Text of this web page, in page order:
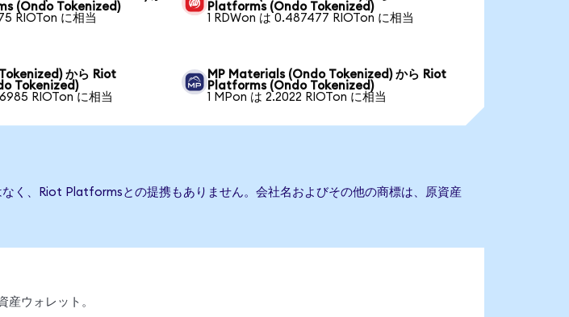
(Ondo Tokenized)
RIOTon に相当
Platforms (Ondo Tokenized)
1 RDWon は 0.487477 RIOTon に相当
から Riot
Tokenized)
RIOTon に相当
MP Materials (Ondo Tokenized) から Riot
Platforms (Ondo Tokenized)
1 MPon は 2.2022 RIOTon に相当
く、Riot Platformsとの提携もありません。会社名およびその他の商標は、原資産
ウォレット。